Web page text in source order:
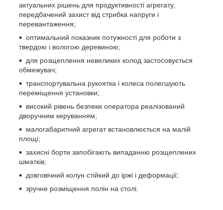
актуальних рішень для продуктивності агрегату,
передбачений захист від стрибка напруги і
перевантаження;
оптимальний показник потужності для роботи з
твердою і вологою деревиною;
для розщеплення невеликих колод застосовується
обмежувач;
транспортувальна рукоятка і колеса полегшують
переміщення установки;
високий рівень безпеки оператора реалізований
дворучним керуванням;
малогабаритний агрегат встановлюється на малій
площі;
захисні борти запобігають випаданню розщеплених
шматків;
довговічний колун стійкий до іржі і деформації;
зручне розміщення полін на столі.